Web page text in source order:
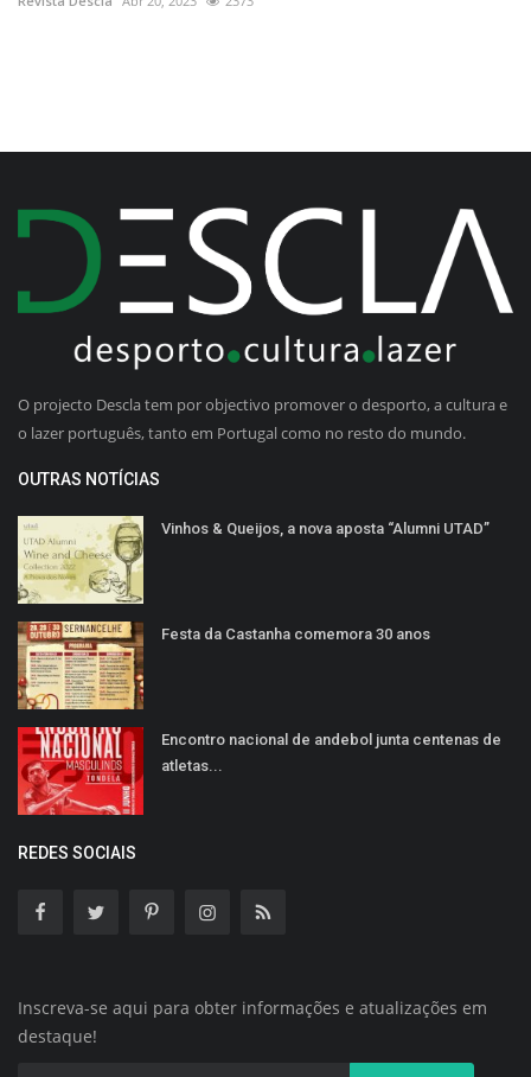
O projecto Descla tem por objectivo promover o desporto, a cultura e
o lazer português, tanto em Portugal como no resto do mundo.
OUTRAS NOTÍCIAS
Vinhos & Queijos, a nova aposta “Alumni UTAD”
Festa da Castanha comemora 30 anos
Encontro nacional de andebol junta centenas de
atletas...
REDES SOCIAIS
Inscreva-se aqui para obter informações e atualizações em
destaque!